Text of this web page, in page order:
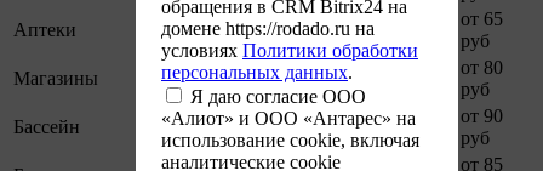
обращения в CRM Bitrix24 на
домене https://rodado.ru на
условиях Политики обработки
персональных данных.
Я даю согласие ООО
«Алиот» и ООО «Антарес» на
использование cookie, включая
аналитические cookie
Аптеки
от 45 руб от 55 руб
от 65
руб
Магазины
от 60 руб от 70 руб
от 80
руб
Бассейн
от 70 руб от 80 руб
от 90
руб
от 85